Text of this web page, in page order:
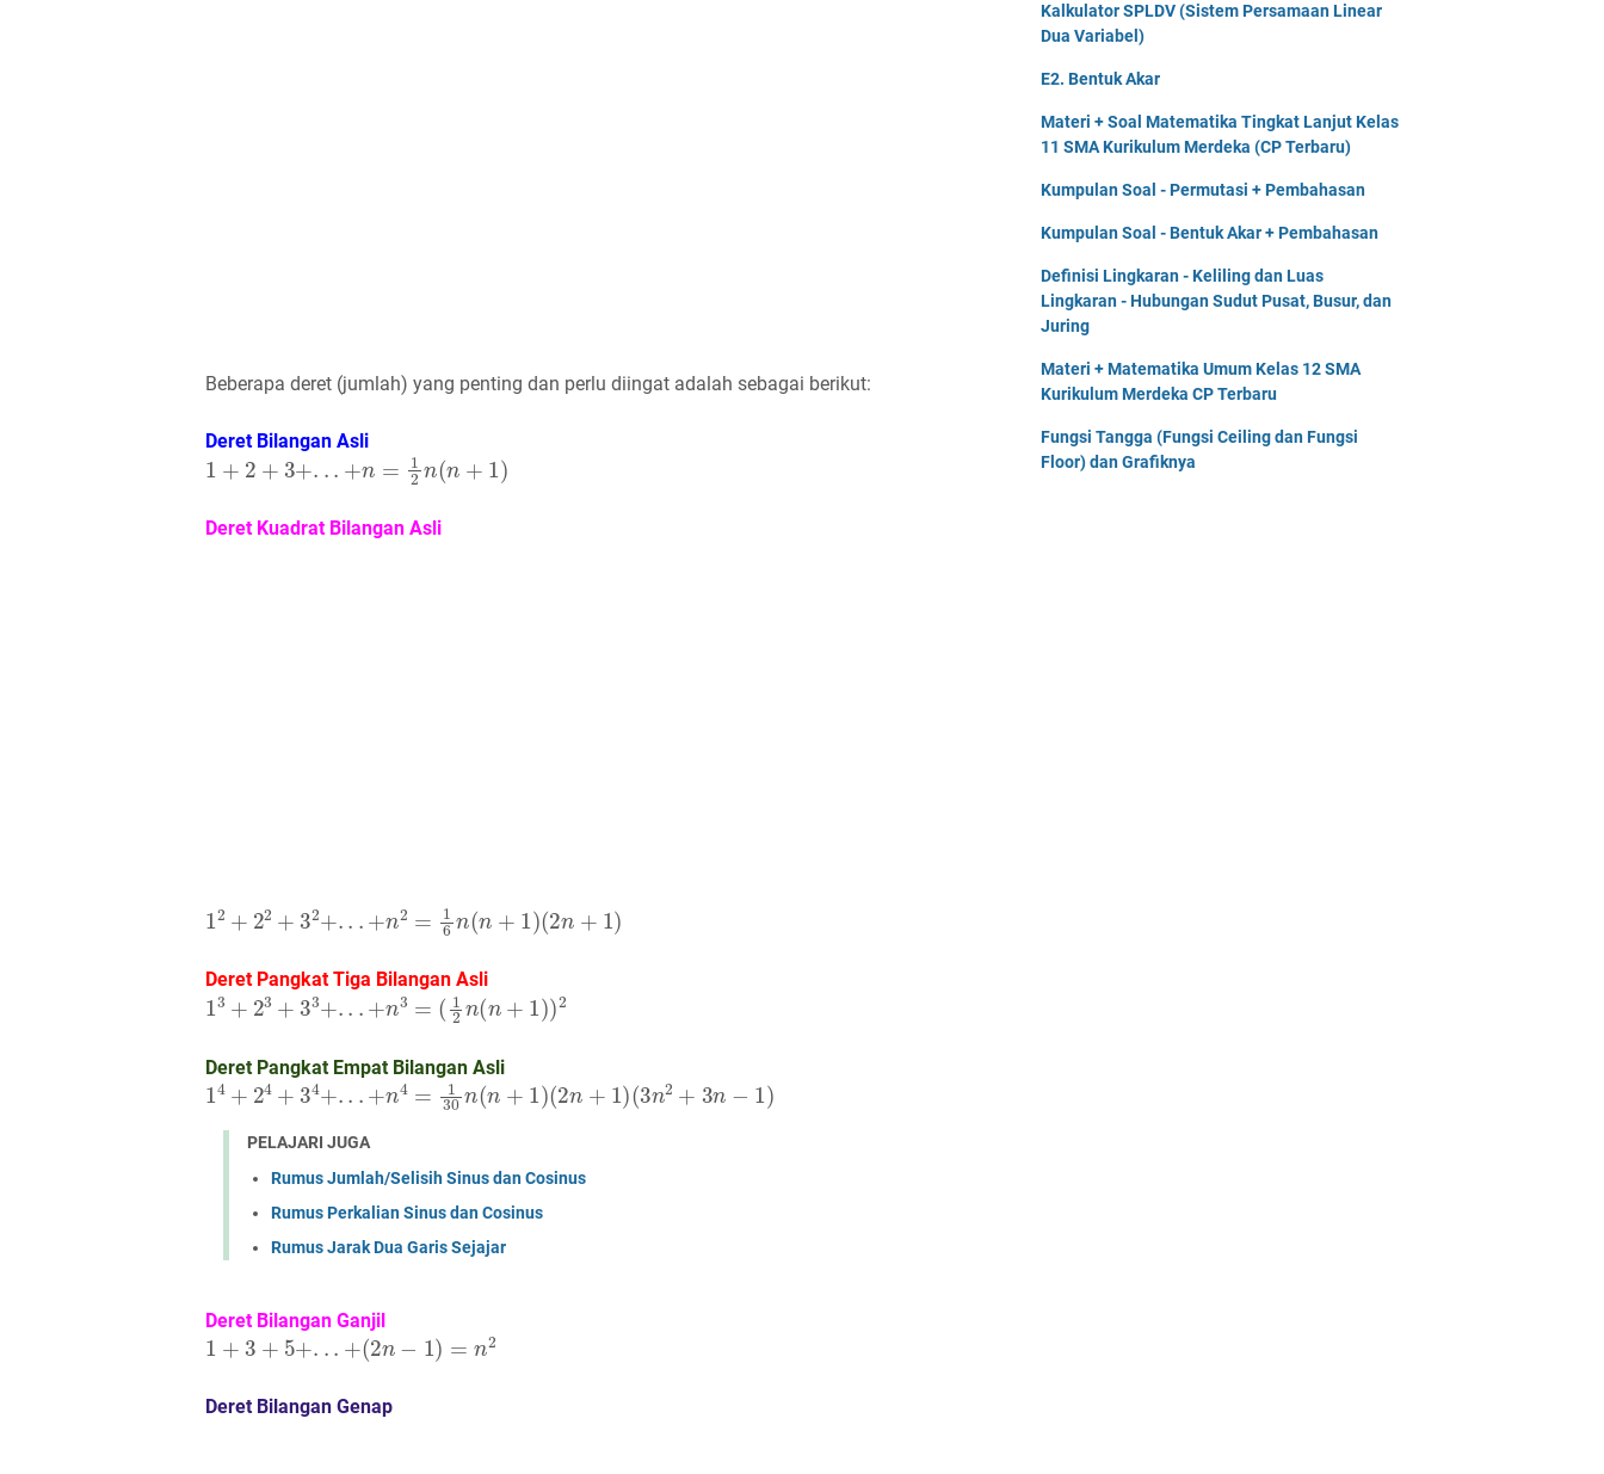
Beberapa deret (jumlah) yang penting dan perlu diingat adalah sebagai berikut:
Deret Bilangan Asli
1+2+3+...+n=12n 1
Deret Kuadrat Bilangan Asli
12 22 2+ 16 n 1) + 1 )
Deret Pangkat Tiga Bilangan Asli
13+23+33+. .+n3=(12n(n+1)
Deret Pangkat Empat Bilangan Asli
14+24+34+...+n4=130n(n+1)( n+1)( +3n 1
PELAJARI JUGA
Rumus Jumlah/Selisih Sinus dan Cosinus
Rumus Perkalian Sinus dan Cosinus
Rumus Jarak Dua Garis Sejajar
Deret Bilangan Ganjil
1+3+5+...+(2 n−1)=
Deret Bilangan Genap
Kalkulator SPLDV (Sistem Persamaan Linear
Dua Variabel)
E2. Bentuk Akar
Materi + Soal Matematika Tingkat Lanjut Kelas
11 SMA Kurikulum Merdeka (CP Terbaru)
Kumpulan Soal - Permutasi + Pembahasan
Kumpulan Soal - Bentuk Akar + Pembahasan
Definisi Lingkaran - Keliling dan Luas
Lingkaran - Hubungan Sudut Pusat, Busur, dan
Juring
Materi + Matematika Umum Kelas 12 SMA
Kurikulum Merdeka CP Terbaru
Fungsi Tangga (Fungsi Ceiling dan Fungsi
Floor) dan Grafiknya